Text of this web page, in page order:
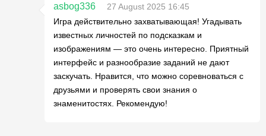
asbog336
27 August 2025 16:45
Игра действительно захватывающая! Угадывать
известных личностей по подсказкам и
изображениям — это очень интересно. Приятный
интерфейс и разнообразие заданий не дают
заскучать. Нравится, что можно соревноваться с
друзьями и проверять свои знания о
знаменитостях. Рекомендую!